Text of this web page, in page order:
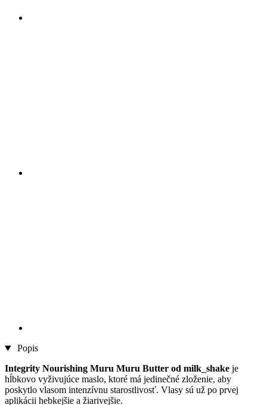
Popis
Integrity Nourishing Muru Muru Butter od milk_shake je
hĺbkovo vyživujúce maslo, ktoré má jedinečné zloženie, aby
poskytlo vlasom intenzívnu starostlivosť. Vlasy sú už po prvej
aplikácii hebkejšie a žiarivejšie.